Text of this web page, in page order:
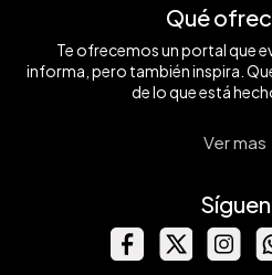
Qué
Te ofrecemos un portal que
informa, pero también inspira.
de lo que está
Ver mas